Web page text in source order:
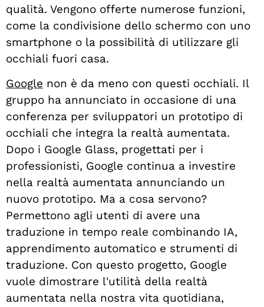
qualità. Vengono offerte numerose funzioni,
come la condivisione dello schermo con uno
smartphone o la possibilità di utilizzare gli
occhiali fuori casa.
Google non è da meno con questi occhiali. Il
gruppo ha annunciato in occasione di una
conferenza per sviluppatori un prototipo di
occhiali che integra la realtà aumentata.
Dopo i Google Glass, progettati per i
professionisti, Google continua a investire
nella realtà aumentata annunciando un
nuovo prototipo. Ma a cosa servono?
Permettono agli utenti di avere una
traduzione in tempo reale combinando IA,
apprendimento automatico e strumenti di
traduzione. Con questo progetto, Google
vuole dimostrare l'utilità della realtà
aumentata nella nostra vita quotidiana,